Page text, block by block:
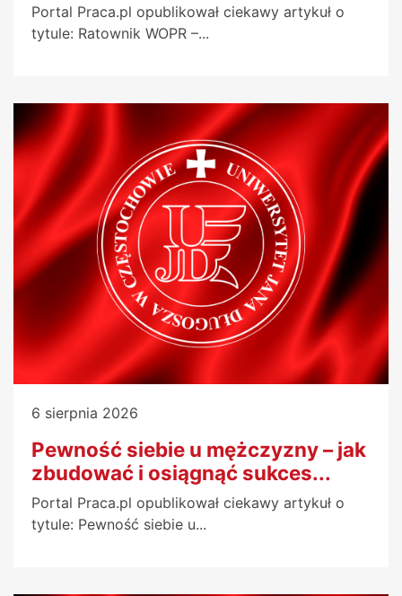
Portal Praca.pl opublikował ciekawy artykuł o
tytule: Ratownik WOPR –...
6 sierpnia 2026
Pewność siebie u mężczyzny – jak
zbudować i osiągnąć sukces...
Portal Praca.pl opublikował ciekawy artykuł o
tytule: Pewność siebie u...